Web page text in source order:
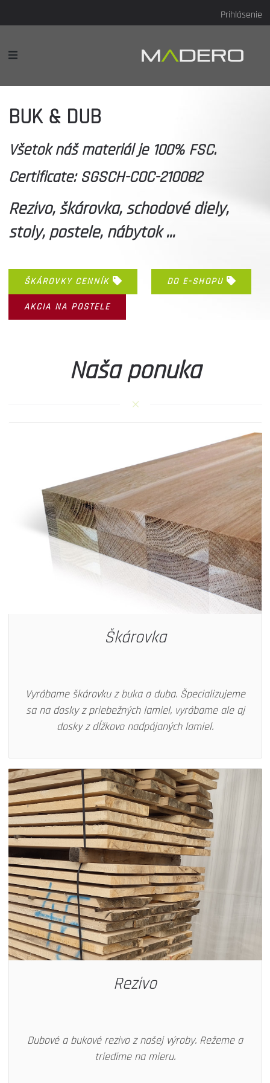
Prihlásenie
BUK & DUB
Všetok náš materiál je 100% FSC.
Certificate: SGSCH-COC-210082
Rezivo, škárovka, schodové diely,
stoly, postele, nábytok ...
ŠKÁROVKY CENNÍK DO E-SHOPU
AKCIA NA POSTELE
Naša ponuka
Škárovka
Vyrábame škárovku z buka a duba. Špecializujeme
sa na dosky z priebežných lamiel, vyrábame ale aj
dosky z dĺžkovo nadpájaných lamiel.
Rezivo
Dubové a bukové rezivo z našej výroby. Režeme a
triedime na mieru.